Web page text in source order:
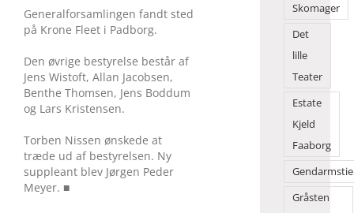
Generalforsamlingen fandt sted
på Krone Fleet i Padborg.
Den øvrige bestyrelse består af
Jens Wistoft, Allan Jacobsen,
Benthe Thomsen, Jens Boddum
og Lars Kristensen.
Torben Nissen ønskede at
træde ud af bestyrelsen. Ny
suppleant blev Jørgen Peder
Meyer. ■
Skomager
Det
lille
Teater
Estate
Kjeld
Faaborg
Gråsten